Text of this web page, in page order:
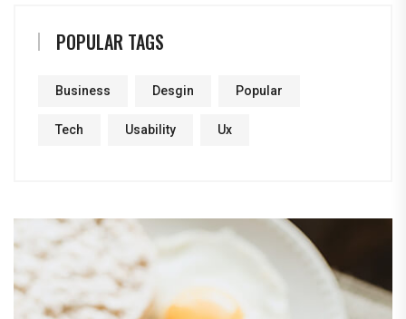
POPULAR TAGS
Business Desgin Popular
Tech Usability Ux